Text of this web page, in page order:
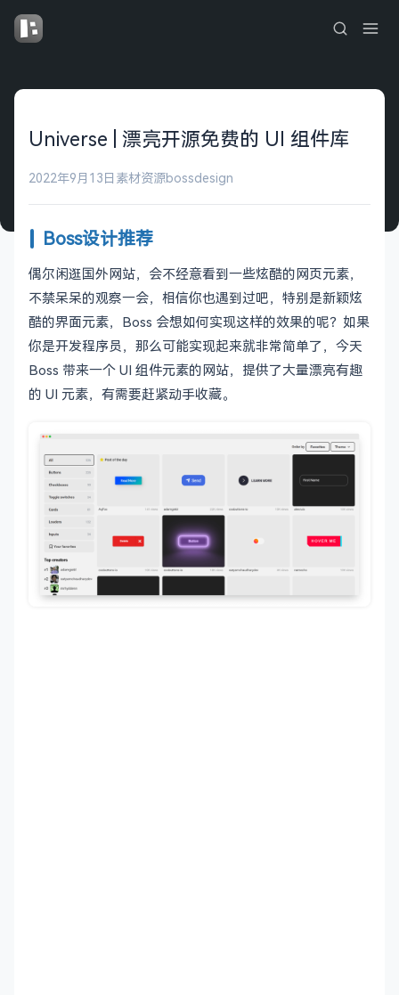
Universe | 漂亮开源免费的 UI 组件库
2022年9月13日 素材资源bossdesign
Boss设计推荐
偶尔闲逛国外网站，会不经意看到一些炫酷的网页元素，
不禁呆呆的观察一会，相信你也遇到过吧，特别是新颖炫
酷的界面元素，Boss 会想如何实现这样的效果的呢？如果
你是开发程序员，那么可能实现起来就非常简单了，今天
Boss 带来一个 UI 组件元素的网站，提供了大量漂亮有趣
的 UI 元素，有需要赶紧动手收藏。